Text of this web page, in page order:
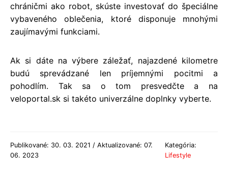
chráničmi ako robot, skúste investovať do špeciálne
vybaveného oblečenia, ktoré disponuje mnohými
zaujímavými funkciami.
Ak si dáte na výbere záležať, najazdené kilometre
budú sprevádzané len príjemnými pocitmi a
pohodlím. Tak sa o tom presvedčte a na
veloportal.sk si takéto univerzálne doplnky vyberte.
Publikované: 30. 03. 2021 / Aktualizované: 07.
06. 2023
Kategória:
Lifestyle